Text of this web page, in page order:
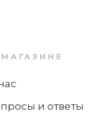
и ответы